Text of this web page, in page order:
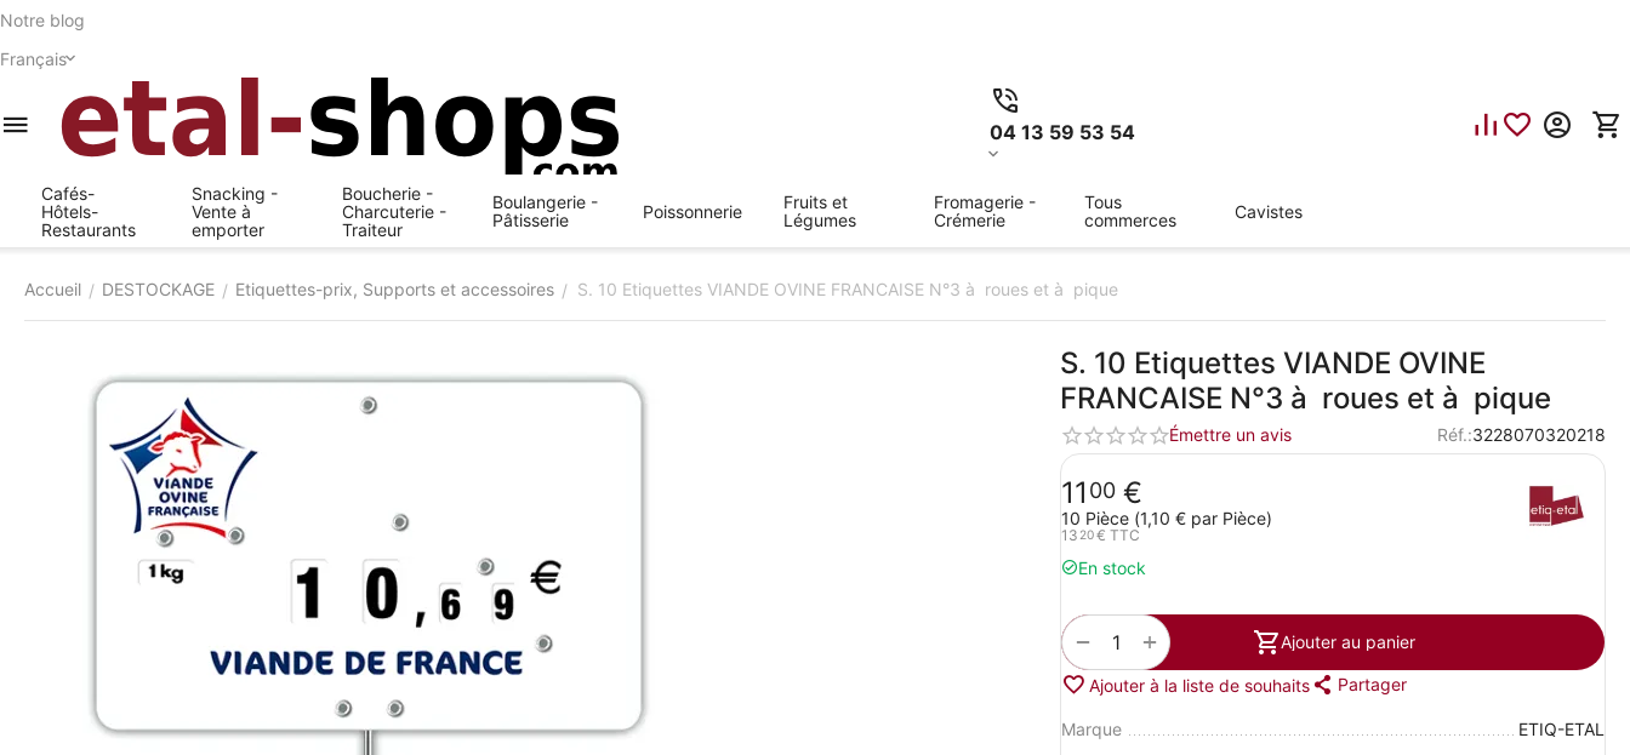
Notre blog
Français
04 13 59 53 54
Cafés-
Hôtels-
Restaurants
Snacking -
Vente à
emporter
Boucherie -
Charcuterie -
Traiteur
Boulangerie -
Pâtisserie
Poissonnerie
Fruits et
Légumes
Fromagerie -
Crémerie
Tous
commerces
Cavistes
Accueil / DESTOCKAGE / Etiquettes-prix, Supports et accessoires / S. 10 Etiquettes VIANDE OVINE FRANCAISE N°3 à roues et à pique
S. 10 Etiquettes VIANDE OVINE
FRANCAISE N°3 à roues et à pique
Émettre un avis Réf.:3228070320218
11 00 €
10 Pièce (1,10 € par Pièce)
13 20€ TTC
En stock
+
− Ajouter au panier
Ajouter à la liste de souhaits Partager
Marque
ETIQ-ETAL